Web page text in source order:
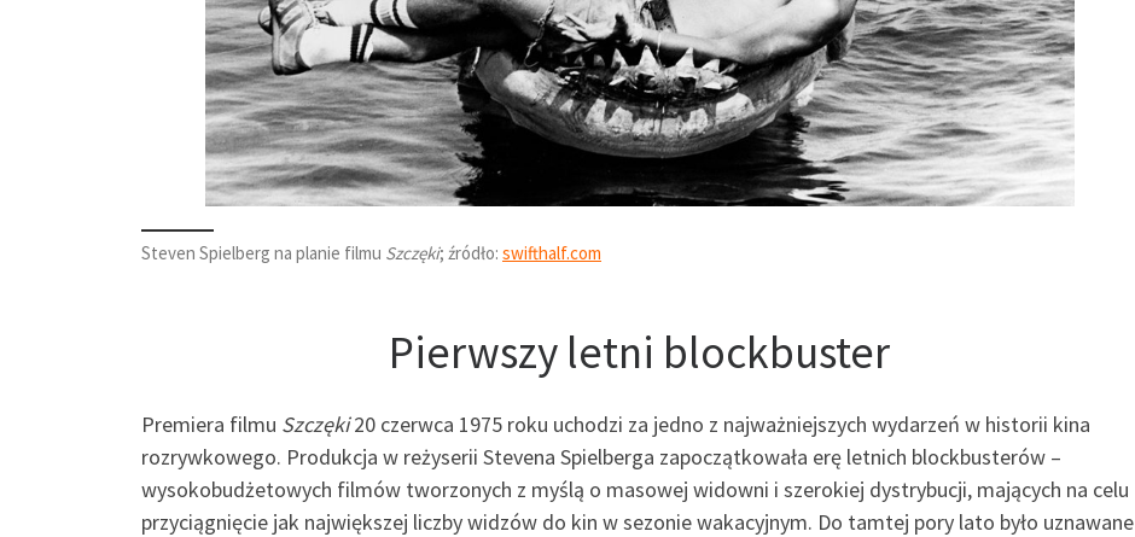
Steven Spielberg na planie filmu Szczęki; źródło: swifthalf.com
Pierwszy letni blockbuster
Premiera filmu Szczęki20 czerwca 1975 roku uchodzi za jedno z najważniejszych wydarzeń w historii kina
rozrywkowego. Produkcja w reżyserii Stevena Spielberga zapoczątkowała erę letnich blockbusterów –
wysokobudżetowych filmów tworzonych z myślą o masowej widowni i szerokiej dystrybucji, mających na celu
przyciągnięcie jak największej liczby widzów do kin w sezonie wakacyjnym. Do tamtej pory lato było uznawane